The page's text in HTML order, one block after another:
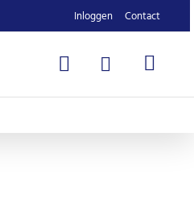
Inloggen Contact